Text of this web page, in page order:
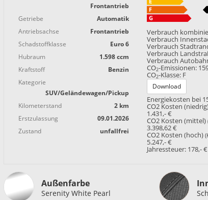
Frontantrieb
Getriebe
Automatik
Antriebsachse
Frontantrieb
Schadstoffklasse
Euro 6
Hubraum
1.598 ccm
Kraftstoff
Benzin
Kategorie
SUV/Geländewagen/Pickup
Kilometerstand
2 km
Erstzulassung
09.01.2026
Zustand
unfallfrei
Verbrauch
Verbrauch
Verbrauch
Verbrauch
Verbrauch
CO2-Emissionen:
CO2-Klasse: F
Download
Energiekosten bei
CO2 Kosten
1.431,- €
CO2 Kosten (mittel)
3.398,62 €
CO2 Kosten (hoch)
5.247,- €
Jahressteuer: 178,- €
Außenfarbe
Serenity White Pearl